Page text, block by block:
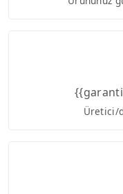
Üretici/